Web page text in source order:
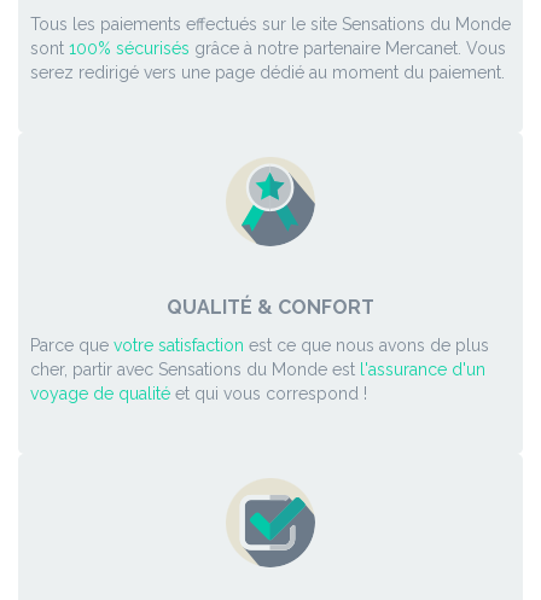
Tous les paiements effectués sur le site Sensations du Monde
sont 100% sécurisés grâce à notre partenaire Mercanet. Vous
serez redirigé vers une page dédié au moment du paiement.
QUALITÉ & CONFORT
Parce que votre satisfaction est ce que nous avons de plus
cher, partir avec Sensations du Monde est l'assurance d'un
voyage de qualité et qui vous correspond !